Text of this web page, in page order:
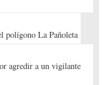
polígono La Pañoleta
agredir a un vigilante